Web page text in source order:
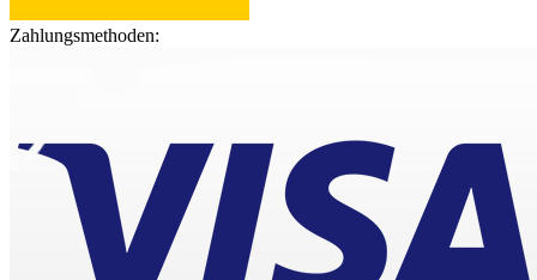
Zahlungsmethoden: